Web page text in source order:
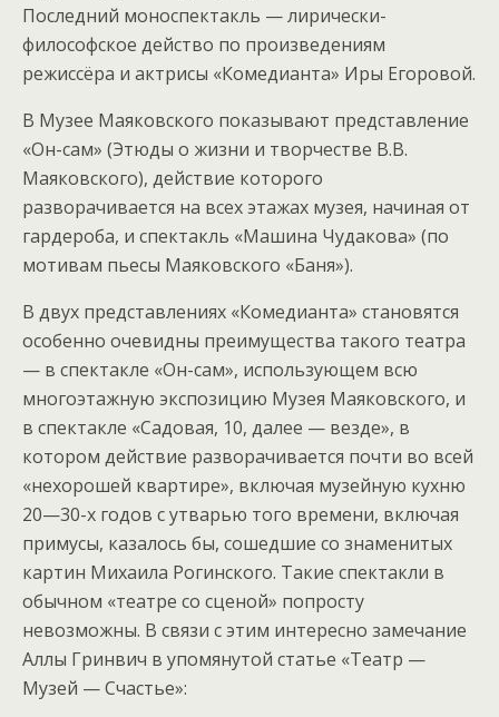
Последний моноспектакль — лирически-
философское действо по произведениям
режиссёра и актрисы «Комедианта» Иры Егоровой.
В Музее Маяковского показывают представление
«Он-сам» (Этюды о жизни и творчестве В.В.
Маяковского), действие которого
разворачивается на всех этажах музея, начиная от
гардероба, и спектакль «Машина Чудакова» (по
мотивам пьесы Маяковского «Баня»).
В двух представлениях «Комедианта» становятся
особенно очевидны преимущества такого театра
— в спектакле «Он-сам», использующем всю
многоэтажную экспозицию Музея Маяковского, и
в спектакле «Садовая, 10, далее — везде», в
котором действие разворачивается почти во всей
«нехорошей квартире», включая музейную кухню
20—30-х годов с утварью того времени, включая
примусы, казалось бы, сошедшие со знаменитых
картин Михаила Рогинского. Такие спектакли в
обычном «театре со сценой» попросту
невозможны. В связи с этим интересно замечание
Аллы Гринвич в упомянутой статье «Театр —
Музей — Счастье»: